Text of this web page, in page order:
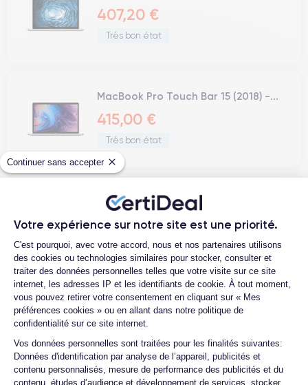
Continuer sans accepter
Votre expérience sur notre site est une priorité.
Plateforme de Gestion du
C'est pourquoi, avec votre accord, nous et nos partenaires utilisons
des cookies ou technologies similaires pour stocker, consulter et
traiter des données personnelles telles que votre visite sur ce site
internet, les adresses IP et les identifiants de cookie. À tout moment,
vous pouvez retirer votre consentement en cliquant sur « Mes
préférences cookies » ou en allant dans notre politique de
confidentialité sur ce site internet.
Vos données personnelles sont traitées pour les finalités suivantes:
Données d'identification par analyse de l’appareil, publicités et
contenu personnalisés, mesure de performance des publicités et du
contenu, études d’audience et développement de services, stocker
Axeptio consent
407,20 €
Très bon état
MacBook Pro Touch Bar 15 (2018) -...
415,00 €
Très bon état
MacBook Pro Touch Bar 15 (2018) -...
415,00 €
Correct
MacBook Pro Touch Bar 15 (2018) -...
415,00 €
Correct